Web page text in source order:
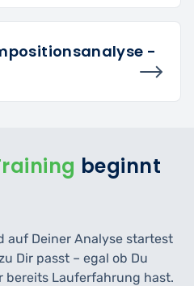
-
beginnt
auf Deiner Analyse startest
Dir passt – egal ob Du
bereits Lauferfahrung hast.